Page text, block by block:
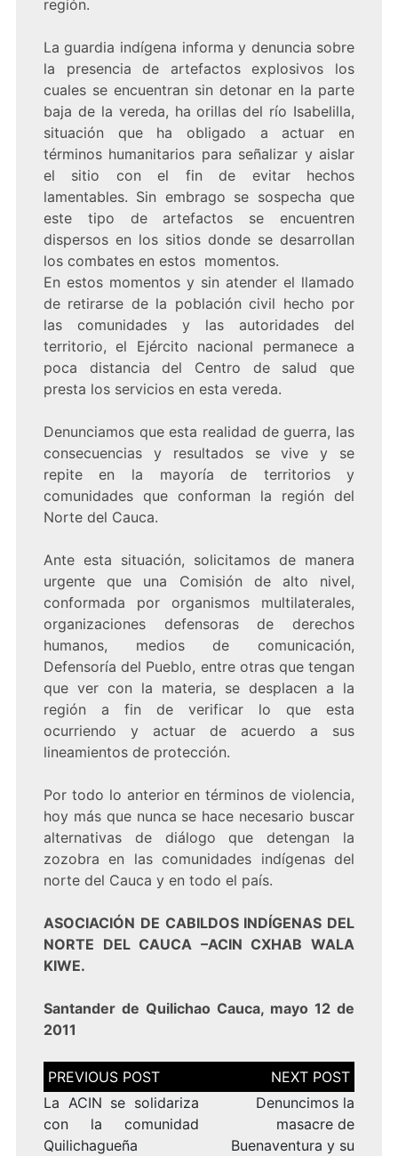
región.
La guardia indígena informa y denuncia sobre
la presencia de artefactos explosivos los
cuales se encuentran sin detonar en la parte
baja de la vereda, ha orillas del río Isabelilla,
situación que ha obligado a actuar en
términos humanitarios para señalizar y aislar
el sitio con el fin de evitar hechos
lamentables. Sin embrago se sospecha que
este tipo de artefactos se encuentren
dispersos en los sitios donde se desarrollan
los combates en estos momentos.
En estos momentos y sin atender el llamado
de retirarse de la población civil hecho por
las comunidades y las autoridades del
territorio, el Ejército nacional permanece a
poca distancia del Centro de salud que
presta los servicios en esta vereda.
Denunciamos que esta realidad de guerra, las
consecuencias y resultados se vive y se
repite en la mayoría de territorios y
comunidades que conforman la región del
Norte del Cauca.
Ante esta situación, solicitamos de manera
urgente que una Comisión de alto nivel,
conformada por organismos multilaterales,
organizaciones defensoras de derechos
humanos, medios de comunicación,
Defensoría del Pueblo, entre otras que tengan
que ver con la materia, se desplacen a la
región a fin de verificar lo que esta
ocurriendo y actuar de acuerdo a sus
lineamientos de protección.
Por todo lo anterior en términos de violencia,
hoy más que nunca se hace necesario buscar
alternativas de diálogo que detengan la
zozobra en las comunidades indígenas del
norte del Cauca y en todo el país.
ASOCIACIÓN DE CABILDOS INDÍGENAS DEL
NORTE DEL CAUCA –ACIN CXHAB WALA
KIWE.
Santander de Quilichao Cauca, mayo 12 de
2011
Navegación
de
entradas
La ACIN se solidariza
con la comunidad
Quilichagueña
Denuncimos la
masacre de
Buenaventura y su